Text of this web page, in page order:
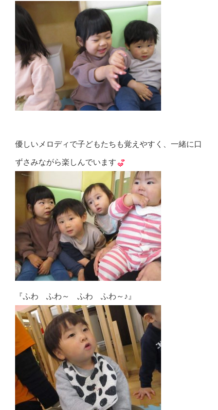
優しいメロディで子どもたちも覚えやすく、一緒に口
ずさみながら楽しんでいます
『ふわ ふわ～ ふわ ふわ～♪』